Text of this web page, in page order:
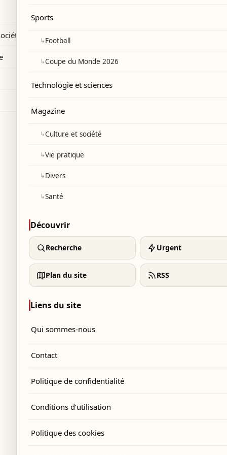
avec Jean-Yves Le Drian.
Sports
↳Football
↳Coupe du Monde 2026
Technologie et sciences
Magazine
↳Culture et société
↳Vie pratique
↳Divers
↳Santé
Découvrir
Recherche Urgent
Plan du site RSS
Liens du site
Qui sommes-nous
Contact
Politique de confidentialité
Conditions d’utilisation
Politique des cookies